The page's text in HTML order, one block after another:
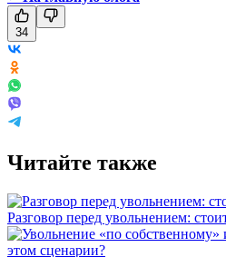
34
Читайте также
Разговор перед увольнением: